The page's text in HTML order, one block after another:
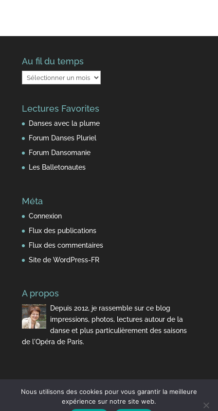
Au fil du temps
Au
fil
temps
Lectures Favorites
Danses avec la plume
Forum Danses Pluriel
Forum Dansomanie
Les Balletonautes
Méta
Connexion
Flux des publications
Flux des commentaires
Site de WordPress-FR
A propos
Depuis 2012, je rassemble sur ce blog
impressions, photos, lectures autour de la
danse et plus particulièrement des saisons
de l'Opéra de Paris.
Nous utilisons des cookies pour vous garantir la meilleure
expérience sur notre site web.